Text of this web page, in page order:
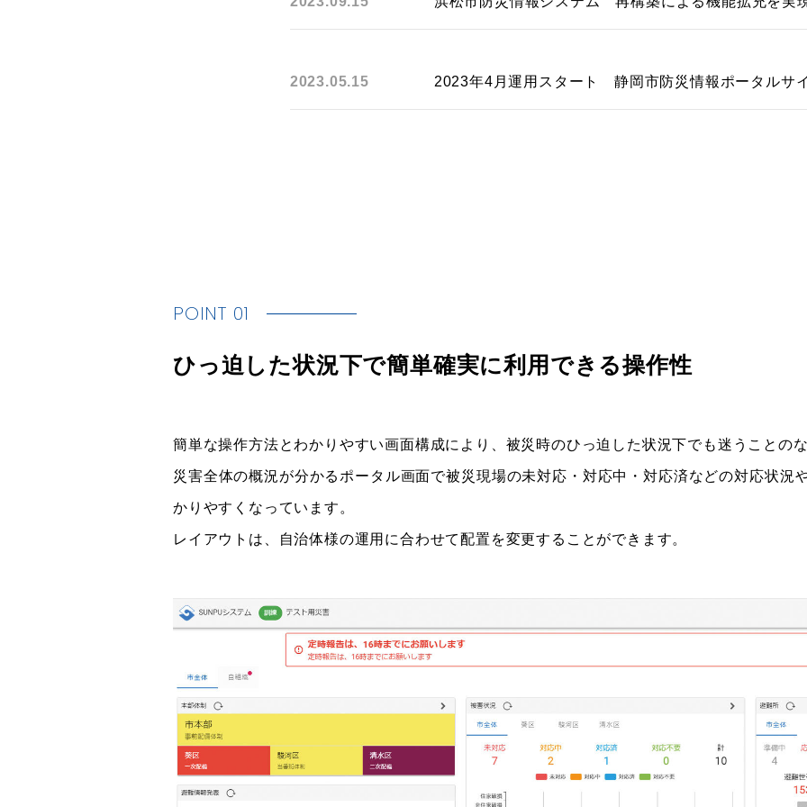
2023.05.15 2023年4月運用スタート 静岡市防災情報ポータルサ
POINT 01
ひっ迫した状況下で簡単確実に利用できる操作性
簡単な操作方法とわかりやすい画面構成により、被災時のひっ迫した状況下でも迷うことの
災害全体の概況が分かるポータル画面で被災現場の未対応・対応中・対応済などの対応状況
かりやすくなっています。
レイアウトは、自治体様の運用に合わせて配置を変更することができます。